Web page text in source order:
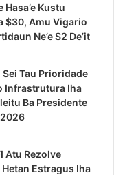
Kustu
$30, Amu Vigario
Ne’e $2 De’it
Tau Prioridade
Infrastrutura Iha
Ba Presidente
Atu Rezolve
Estragus Iha